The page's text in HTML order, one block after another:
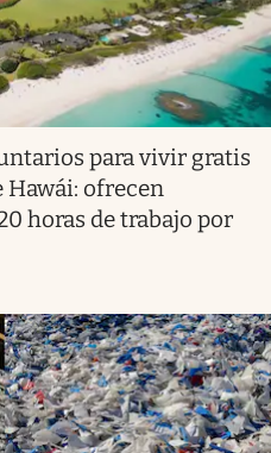
para vivir gratis
Hawái: ofrecen
horas de trabajo por